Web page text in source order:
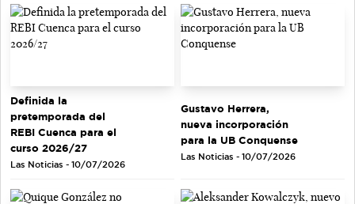
Definida la
pretemporada del
REBI Cuenca para el
curso 2026/27
Las Noticias - 10/07/2026
Gustavo Herrera,
nueva incorporación
para la UB Conquense
Las Noticias - 10/07/2026